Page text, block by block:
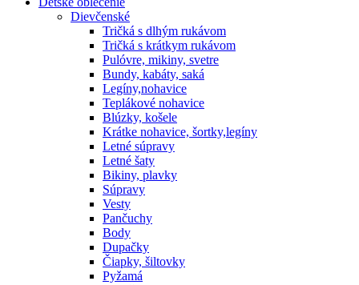
Dievčenské
Tričká s dlhým rukávom
Tričká s krátkym rukávom
Pulóvre, mikiny, svetre
Bundy, kabáty, saká
Legíny,nohavice
Teplákové nohavice
Blúzky, košele
Krátke nohavice, šortky,legíny
Letné súpravy
Letné šaty
Bikiny, plavky
Súpravy
Vesty
Pančuchy
Body
Dupačky
Čiapky, šiltovky
Pyžamá